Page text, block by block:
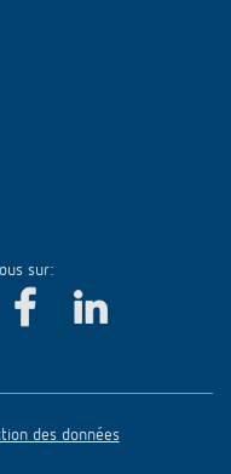
sur:
des données